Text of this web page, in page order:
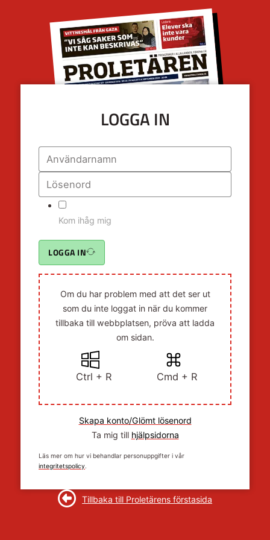
LOGGA IN
Kom ihåg mig
LOGGA IN
Om du har problem med att det ser ut
som du inte loggat in när du kommer
tillbaka till webbplatsen, pröva att ladda
om sidan.
Ctrl + R Cmd + R
Skapa konto/Glömt lösenord
Ta mig till hjälpsidorna
Läs mer om hur vi behandlar personuppgifter i vår
integritetspolicy.
Tillbaka till Proletärens förstasida